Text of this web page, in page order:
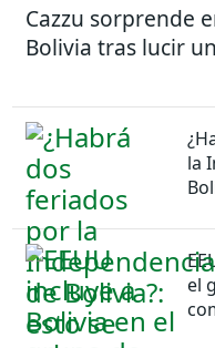
Cazzu sorprende
Bolivia tras lucir
la
el